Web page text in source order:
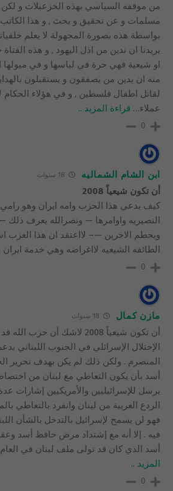
من موقفه السياسي بهذه الخزعبلات و
مسلمات و عن تحقيق و بحث , و هذا الكاتب
بواسطة هذه بصورة المجهولة لا يعلم
يريدنا ان ندين من اذل اليهود , و هذه
او شيعية فهي حرة في لباسها و في ميولها
منه ان يدين من يصفقون و يستقبلون
لقاتل اطفال فلسطين , و في هؤلاء الحكام
عملاء… قراءة المزيد ..
0
ابن الشام الشماليه
أن تكون شيعياً 2008
كيف يدعي هذا الحزب وامه ايران وهو
النصيريه واوامرها — ونصرالله يعرف
ويحطم الاخرين —– لااعتقد ان هذا العزب
الطائفه الشيعيه لااغراضه وهي خدمة
0
مازن كمال 18 سنوات
أن تكون شيعياً 2008 لاشك أن
الإحتلال الإسرائلي في الجنوب اللبناني
المنصرم . ولكن ذلك لم يكن بهدف تحرير
أسد بأن يكون التعاطي مع لبنان من
يرسل للإسرائيليين والأمريكيين إشارات
الردع العربية من لينان وانفرد بالتعاطي
فهو لن يسمح لإسرائيل بالتدخل بالشأن
فيه . إلا أنه مع إشتداد مرض حافظ أسد
أسد الذي كان قد تولى ملف لبنان في العام 94 عقب مقتل
المزيد ..
0